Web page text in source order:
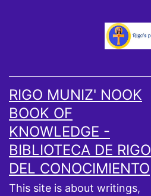
RIGO MUNIZ' NOOK
BOOK OF
KNOWLEDGE -
BIBLIOTECA DE RIGO
DEL CONOCIMIENTO
This site is about writings,